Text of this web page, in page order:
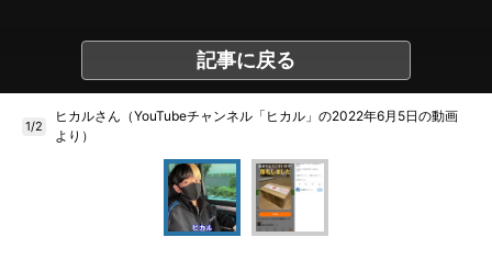
記事に戻る
1/2
ヒカルさん（YouTubeチャンネル「ヒカル」の2022年6月5日の動画
より）